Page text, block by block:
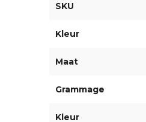
SKU
Kleur
Maat
Grammage
Kleur